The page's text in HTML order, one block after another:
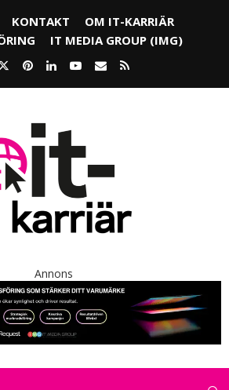
KONTAKT
OM IT-KARRIÄR
IT MEDIA GROUP (IMG)
Annons